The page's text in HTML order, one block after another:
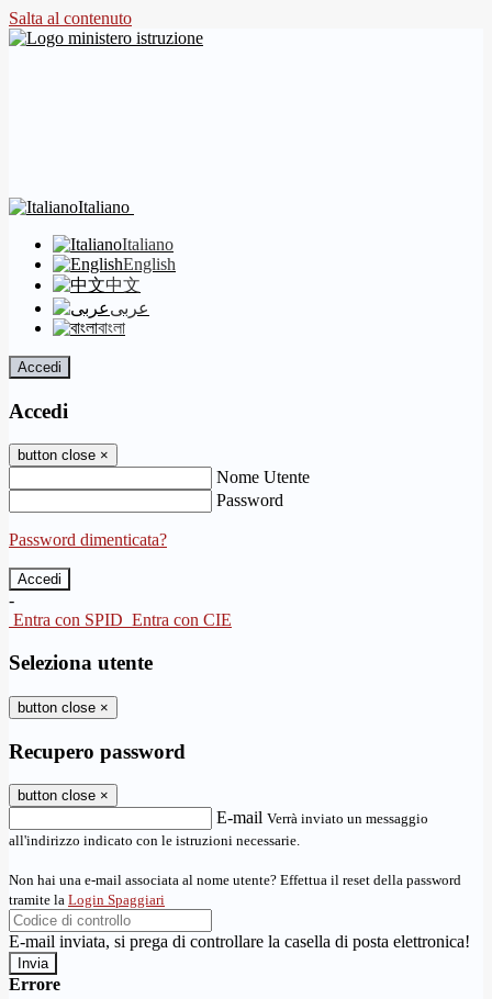
Salta al contenuto
Italiano
Italiano
English
中文
عربى
বাংলা
Accedi
Accedi
button close ×
Nome Utente
Password
Password dimenticata?
-
Entra con SPID Entra con CIE
Seleziona utente
button close ×
Recupero password
button close ×
E-mail Verrà inviato un messaggio
all'indirizzo indicato con le istruzioni necessarie.
Non hai una e-mail associata al nome utente? Effettua il reset della password
tramite la Login Spaggiari
E-mail inviata, si prega di controllare la casella di posta elettronica!
Errore